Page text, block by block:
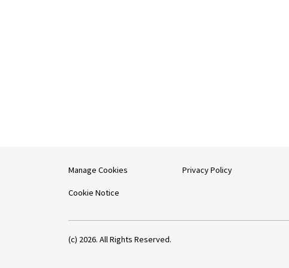
Manage Cookies
Cookie Notice
Privacy Policy
(c) 2026. All Rights Reserved.